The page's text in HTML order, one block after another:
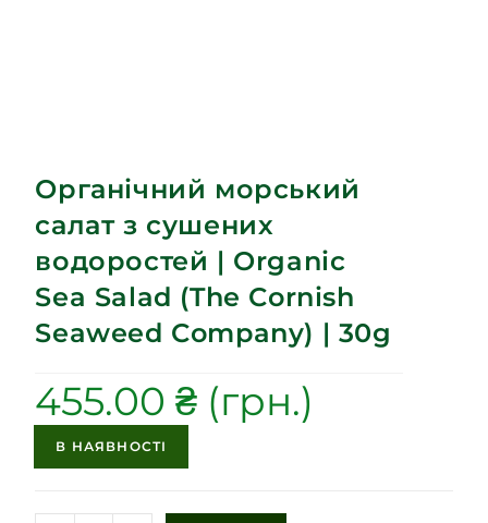
Органічний морський
салат з сушених
водоростей | Organic
Sea Salad (The Cornish
Seaweed Company) | 30g
455.00₴
В НАЯВНОСТІ